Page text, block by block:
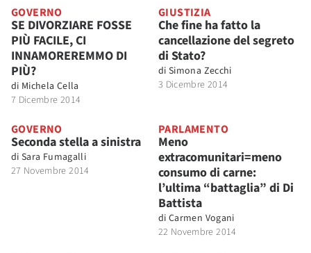
GOVERNO
SE DIVORZIARE FOSSE
PIÙ FACILE, CI
INNAMOREREMMO DI
PIÙ?
di Michela Cella
7 Dicembre 2014
GIUSTIZIA
Che fine ha fatto la
cancellazione del segreto
di Stato?
di Simona Zecchi
3 Dicembre 2014
GOVERNO
Seconda stella a sinistra
di Sara Fumagalli
27 Novembre 2014
PARLAMENTO
Meno
extracomunitari=meno
consumo di carne:
l’ultima “battaglia” di Di
Battista
di Carmen Vogani
22 Novembre 2014